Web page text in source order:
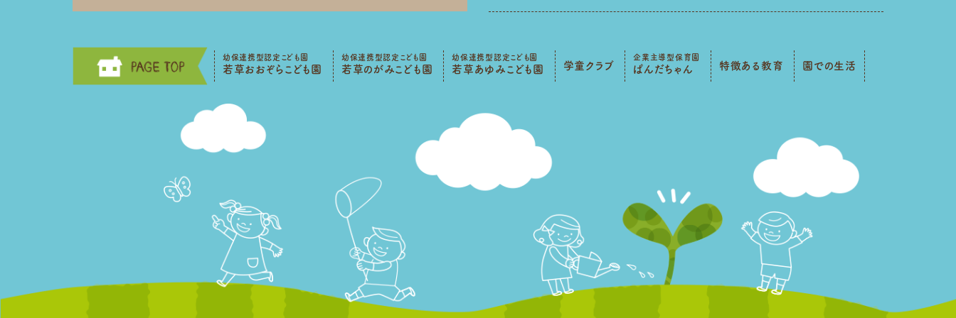
幼保連携型認定こども園
若草おおぞらこども園
幼保連携型認定こども園
若草のがみこども園
幼保連携型認定こども園
若草あゆみこども園 学童クラブ
企業主導型保育園
ぱんだちゃん 特徴ある教育 園での生活